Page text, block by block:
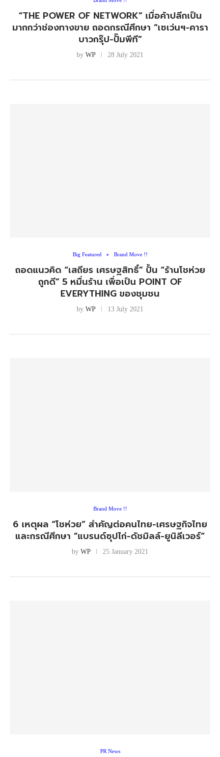
“THE POWER OF NETWORK” เมื่อค้าปลีกเป็น
มากกว่าช่องทางขาย ถอดกรณีศึกษา “เซเว่นฯ-คารา
บาวกรุ๊ป-ปั๊มพีที”
by WP 28 July 2021
Big Featured Brand Move !!
ถอดแนวคิด “เสถียร เศรษฐสิทธิ์” ปั้น “ร้านโชห่วย
ถูกดี” 5 หมื่นร้าน เพื่อเป็น POINT OF
EVERYTHING ของชุมชน
by WP 13 July 2021
Brand Move !!
6 เหตุผล “โชห่วย” สำคัญต่อคนไทย-เศรษฐกิจไทย
และกรณีศึกษา “แบรนด์ซุปไก่-ดัชมิลล์-ยูนิลีเวอร์”
by WP 25 January 2021
PR News